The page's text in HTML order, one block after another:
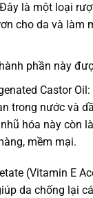
là một loại
cho da và làm
phần này
Castor
trong nước và
hóa này còn
mềm mại.
(Vitamin E
da chống lại